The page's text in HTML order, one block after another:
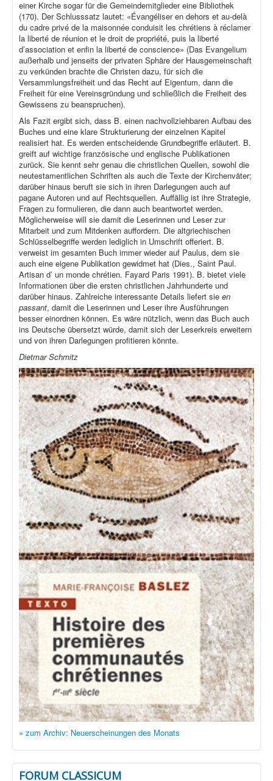
einer Kirche sogar für die Gemeindemitglieder eine Bibliothek
(170). Der Schlusssatz lautet: «Évangéliser en dehors et au-delà
du cadre privé de la maisonnée conduisit les chrétiens à réclamer
la liberté de réunion et le droit de propriété, puis la liberté
d’association et enfin la liberté de conscience» (Das Evangelium
außerhalb und jenseits der privaten Sphäre der Hausgemeinschaft
zu verkünden brachte die Christen dazu, für sich die
Versammlungsfreiheit und das Recht auf Eigentum, dann die
Freiheit für eine Vereinsgründung und schließlich die Freiheit des
Gewissens zu beanspruchen).
Als Fazit ergibt sich, dass B. einen nachvollziehbaren Aufbau des
Buches und eine klare Strukturierung der einzelnen Kapitel
realisiert hat. Es werden entscheidende Grundbegriffe erläutert. B.
greift auf wichtige französische und englische Publikationen
zurück. Sie kennt sehr genau die christlichen Quellen, sowohl die
neutestamentlichen Schriften als auch die Texte der Kirchenväter;
darüber hinaus beruft sie sich in ihren Darlegungen auch auf
pagane Autoren und auf Rechtsquellen. Auffällig ist ihre Strategie,
Fragen zu formulieren, die dann auch beantwortet werden.
Möglicherweise will sie damit die Leserinnen und Leser zur
Mitarbeit und zum Mitdenken auffordern. Die altgriechischen
Schlüsselbegriffe werden lediglich in Umschrift offeriert. B.
verweist im gesamten Buch immer wieder auf Paulus, dem sie
auch eine eigene Publikation gewidmet hat (Dies., Saint Paul.
Artisan d’ un monde chrétien. Fayard Paris 1991). B. bietet viele
Informationen über die ersten christlichen Jahrhunderte und
darüber hinaus. Zahlreiche interessante Details liefert sie en
passant, damit die Leserinnen und Leser ihre Ausführungen
besser einordnen können. Es wäre nützlich, wenn das Buch auch
ins Deutsche übersetzt würde, damit sich der Leserkreis erweitern
und von ihren Darlegungen profitieren könnte.
Dietmar Schmitz
» zum Archiv: Neuerscheinungen des Monats
FORUM CLASSICUM